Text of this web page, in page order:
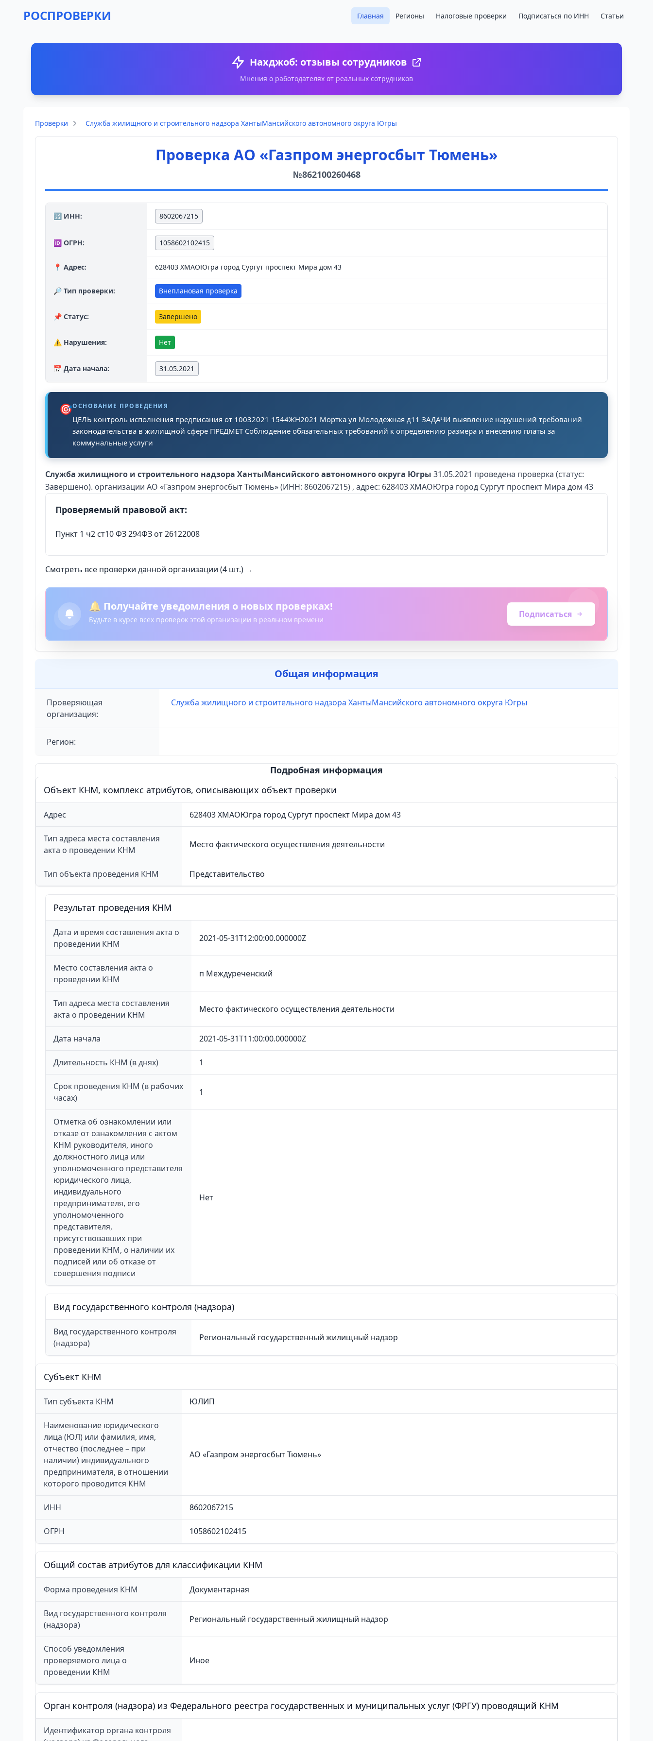
РОСПРОВЕРКИ Главная Регионы Налоговые проверки Подписаться по ИНН Статьи
Нахджоб: отзывы сотрудников
Мнения о работодателях от реальных сотрудников
Проверки Служба жилищного и строительного надзора ХантыМансийского автономного округа Югры
Проверка АО «Газпром энергосбыт Тюмень»
№862100260468
🔢 ИНН: 8602067215
🆔 ОГРН: 1058602102415
📍 Адрес: 628403 ХМАОЮгра город Сургут проспект Мира дом 43
🔎 Тип проверки: Внеплановая проверка
📌 Статус: Завершено
⚠️ Нарушения: Нет
📅 Дата начала: 31.05.2021
🎯ОСНОВАНИЕ ПРОВЕДЕНИЯ
ЦЕЛЬ контроль исполнения предписания от 10032021 1544ЖН2021 Мортка ул Молодежная д11 ЗАДАЧИ выявление нарушений требований
законодательства в жилищной сфере ПРЕДМЕТ Соблюдение обязательных требований к определению размера и внесению платы за
коммунальные услуги
Служба жилищного и строительного надзора ХантыМансийского автономного округа Югры 31.05.2021 проведена проверка (статус:
Завершено). организации АО «Газпром энергосбыт Тюмень» (ИНН: 8602067215) , адрес: 628403 ХМАОЮгра город Сургут проспект Мира дом 43
Проверяемый правовой акт:
Пункт 1 ч2 ст10 ФЗ 294ФЗ от 26122008
Смотреть все проверки данной организации (4 шт.) →
🔔 Получайте уведомления о новых проверках!
Будьте в курсе всех проверок этой организации в реальном времени
Подписаться
Общая информация
Проверяющая
организация:
Служба жилищного и строительного надзора ХантыМансийского автономного округа Югры
Регион:
Подробная информация
Объект КНМ, комплекс атрибутов, описывающих объект проверки
Адрес 628403 ХМАОЮгра город Сургут проспект Мира дом 43
Тип адреса места составления
акта о проведении КНМ
Место фактического осуществления деятельности
Тип объекта проведения КНМ Представительство
Результат проведения КНМ
Дата и время составления акта о
проведении КНМ
2021-05-31T12:00:00.000000Z
Место составления акта о
проведении КНМ
п Междуреченский
Тип адреса места составления
акта о проведении КНМ
Место фактического осуществления деятельности
Дата начала 2021-05-31T11:00:00.000000Z
Длительность КНМ (в днях) 1
Срок проведения КНМ (в рабочих
часах)
1
Отметка об ознакомлении или
отказе от ознакомления с актом
КНМ руководителя, иного
должностного лица или
уполномоченного представителя
юридического лица,
индивидуального
предпринимателя, его
уполномоченного
представителя,
присутствовавших при
проведении КНМ, о наличии их
подписей или об отказе от
совершения подписи
Нет
Вид государственного контроля (надзора)
Вид государственного контроля
(надзора)
Региональный государственный жилищный надзор
Cубъект КНМ
Тип субъекта КНМ ЮЛИП
Наименование юридического
лица (ЮЛ) или фамилия, имя,
отчество (последнее – при
наличии) индивидуального
предпринимателя, в отношении
которого проводится КНМ
АО «Газпром энергосбыт Тюмень»
ИНН 8602067215
ОГРН 1058602102415
Общий состав атрибутов для классификации КНМ
Форма проведения КНМ Документарная
Вид государственного контроля
(надзора)
Региональный государственный жилищный надзор
Способ уведомления
проверяемого лица о
проведении КНМ
Иное
Орган контроля (надзора) из Федерального реестра государственных и муниципальных услуг (ФРГУ) проводящий КНМ
Идентификатор органа контроля